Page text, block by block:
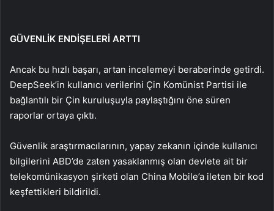
GÜVENLİK ENDİŞELERİ ARTTI
Ancak bu hızlı başarı, artan incelemeyi beraberinde getirdi.
DeepSeek’in kullanıcı verilerini Çin Komünist Partisi ile
bağlantılı bir Çin kuruluşuyla paylaştığını öne süren
raporlar ortaya çıktı.
Güvenlik araştırmacılarının, yapay zekanın içinde kullanıcı
bilgilerini ABD’de zaten yasaklanmış olan devlete ait bir
telekomünikasyon şirketi olan China Mobile’a ileten bir kod
keşfettikleri bildirildi.